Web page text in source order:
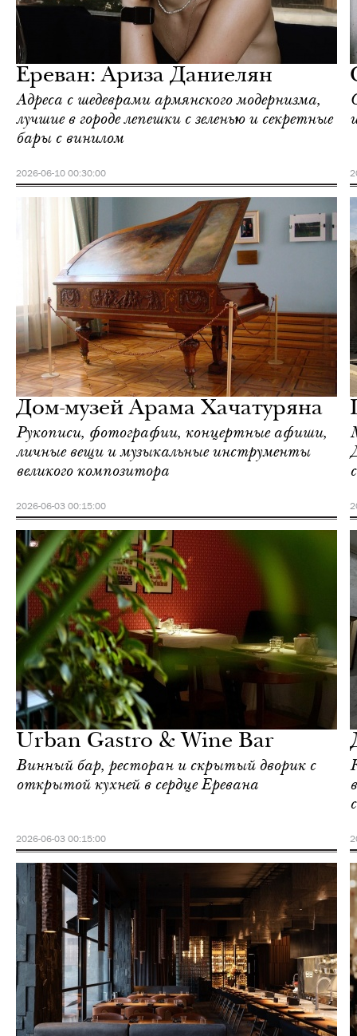
Ереван: Ариза Даниелян
Адреса с шедеврами армянского модернизма,
лучшие в городе лепешки с зеленью и секретные
бары с винилом
2026-06-10 00:30:00
Guide
Дом-музей Арама Хачатуряна
Рукописи, фотографии, концертные афиши,
личные вещи и музыкальные инструменты
великого композитора
2026-06-03 00:15:00
Guide
Urban Gastro & Wine Bar
Винный бар, ресторан и скрытый дворик с
открытой кухней в сердце Еревана
2026-06-03 00:15:00
Guide